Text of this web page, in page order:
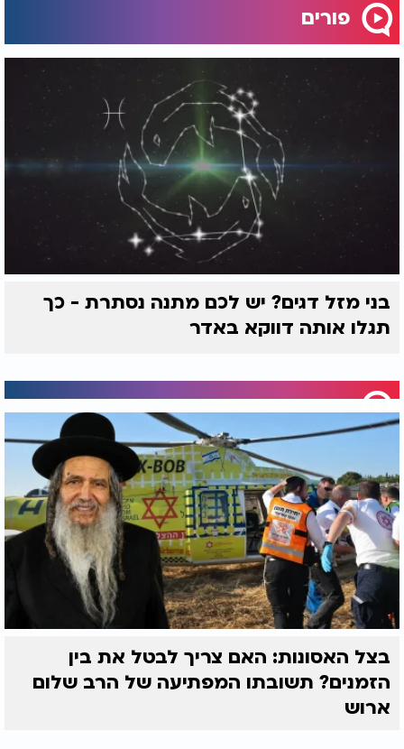
פורים
בני מזל דגים? יש לכם מתנה נסתרת - כך
תגלו אותה דווקא באדר
בצל האסונות: האם צריך לבטל את בין
הזמנים? תשובתו המפתיעה של הרב שלום
ארוש